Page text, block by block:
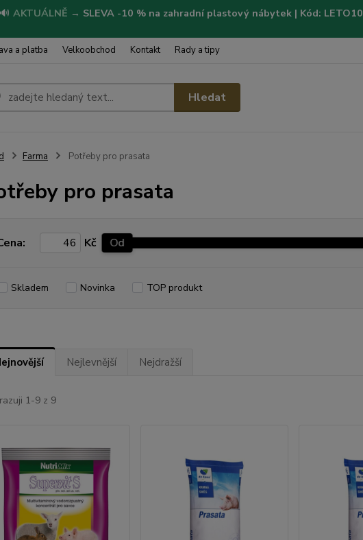
🔊 AKTUÁLNĚ → SLEVA -10 % na zahradní plastový nábytek | Kód: LETO10
a platba Velkoobchod Kontakt Rady a tipy
Hledat
Farma Potřeby pro prasata
pro prasata
Kč Od
Skladem Novinka TOP produkt
Nejlevnější Nejdražší
1-9 z 9